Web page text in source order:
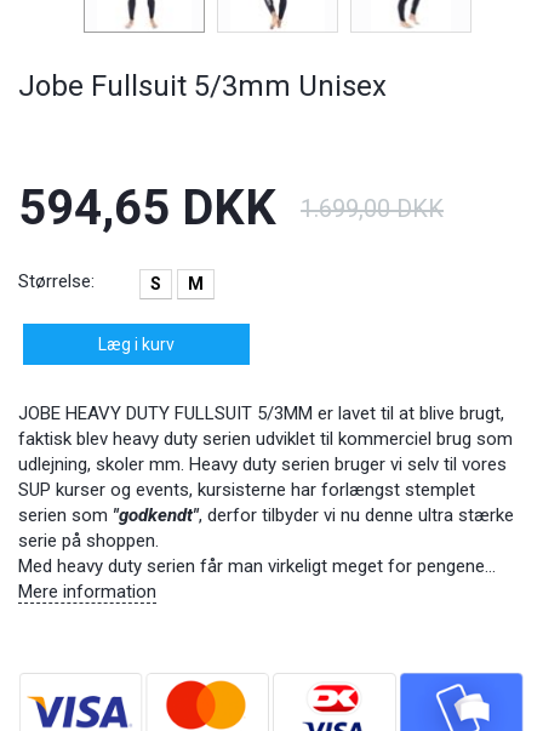
Jobe Fullsuit 5/3mm Unisex
594,65 DKK 1.699,00 DKK
Størrelse: S M
Læg i kurv
JOBE HEAVY DUTY FULLSUIT 5/3MM er lavet til at blive brugt,
faktisk blev heavy duty serien udviklet til kommerciel brug som
udlejning, skoler mm. Heavy duty serien bruger vi selv til vores
SUP kurser og events, kursisterne har forlængst stemplet
serien som "godkendt", derfor tilbyder vi nu denne ultra stærke
serie på shoppen.
Med heavy duty serien får man virkeligt meget for pengene...
Mere information